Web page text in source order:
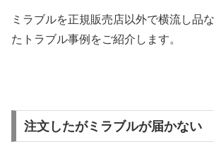
ミラブルを正規販売店以外で横流し品
たトラブル事例をご紹介します。
注文したがミラブルが届かない